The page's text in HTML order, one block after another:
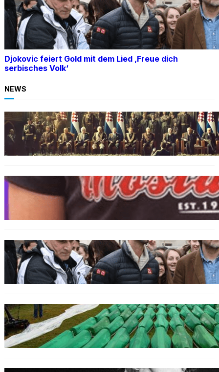
Djokovic feiert Gold mit dem Lied ‚Freue dich
serbisches Volk‘
NEWS
BOSNIEN
Ein Skandal: Čović verteidigt Herceg-Bosna
trotz Kriegsverbrechen
BOSNIEN
„Hasswelle eskaliert“: Mutter eines
bosniakischen Jungen entsetzt nach Angriff
durch kroatische Jugendliche
SPORT
Djokovic feiert Gold mit dem Lied ‚Freue dich
serbisches Volk‘
GENOZID
Izraelischer Botschafter in Serbien leugnet
Völkermord in Srebrenica